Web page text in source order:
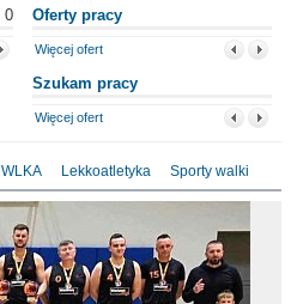
0 Oferty pracy
Więcej ofert
Szukam pracy
Więcej ofert
WLKA Lekkoatletyka Sporty walki